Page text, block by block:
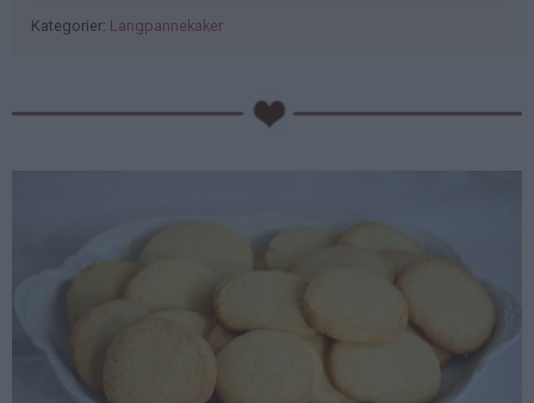
Kategorier: Langpannekaker
PubGalaxy